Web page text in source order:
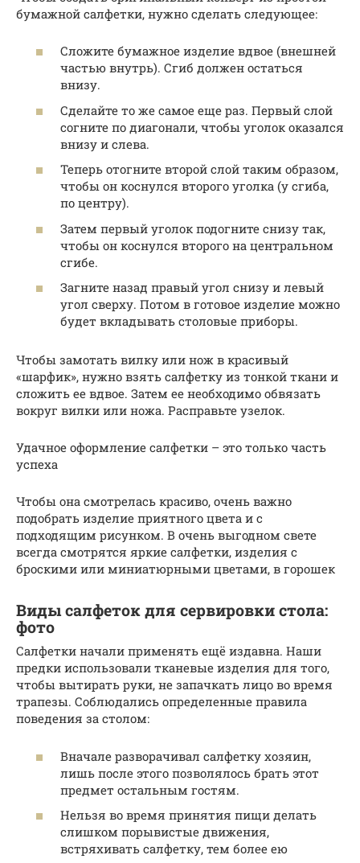
бумажной салфетки, нужно сделать следующее:
Сложите бумажное изделие вдвое (внешней
частью внутрь). Сгиб должен остаться
внизу.
Сделайте то же самое еще раз. Первый слой
согните по диагонали, чтобы уголок оказался
внизу и слева.
Теперь отогните второй слой таким образом,
чтобы он коснулся второго уголка (у сгиба,
по центру).
Затем первый уголок подогните снизу так,
чтобы он коснулся второго на центральном
сгибе.
Загните назад правый угол снизу и левый
угол сверху. Потом в готовое изделие можно
будет вкладывать столовые приборы.
Чтобы замотать вилку или нож в красивый
«шарфик», нужно взять салфетку из тонкой ткани и
сложить ее вдвое. Затем ее необходимо обвязать
вокруг вилки или ножа. Расправьте узелок.
Удачное оформление салфетки – это только часть
успеха
Чтобы она смотрелась красиво, очень важно
подобрать изделие приятного цвета и с
подходящим рисунком. В очень выгодном свете
всегда смотрятся яркие салфетки, изделия с
броскими или миниатюрными цветами, в горошек
Виды салфеток для сервировки стола:
фото
Салфетки начали применять ещё издавна. Наши
предки использовали тканевые изделия для того,
чтобы вытирать руки, не запачкать лицо во время
трапезы. Соблюдались определенные правила
поведения за столом:
Вначале разворачивал салфетку хозяин,
лишь после этого позволялось брать этот
предмет остальным гостям.
Нельзя во время принятия пищи делать
слишком порывистые движения,
встряхивать салфетку, тем более ею